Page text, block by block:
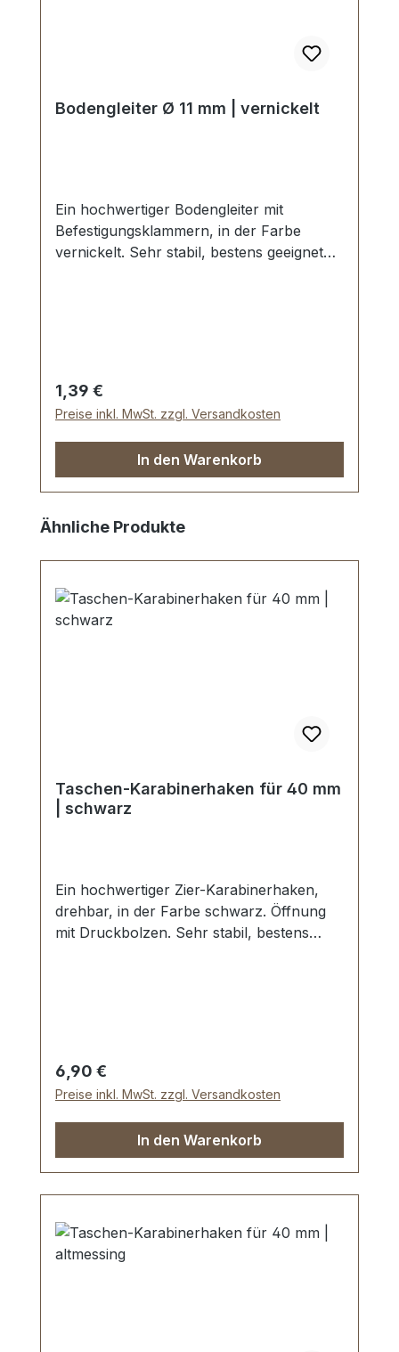
Bodengleiter Ø 11 mm | vernickelt
Ein hochwertiger Bodengleiter mit
Befestigungsklammern, in der Farbe
vernickelt. Sehr stabil, bestens geeignet
Regulärer Preis:
1,39 €
Preise inkl. MwSt. zzgl. Versandkosten
In den Warenkorb
Produktgalerie überspringen
Ähnliche Produkte
Taschen-Karabinerhaken für 40 mm
| schwarz
Ein hochwertiger Zier-Karabinerhaken,
drehbar, in der Farbe schwarz. Öffnung
mit Druckbolzen. Sehr stabil, bestens
Regulärer Preis:
6,90 €
Preise inkl. MwSt. zzgl. Versandkosten
In den Warenkorb